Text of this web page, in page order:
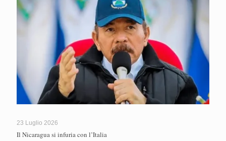
23 Luglio 2026
Il Nicaragua si infuria con l’Italia